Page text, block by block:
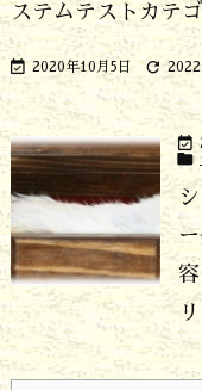
ステムテストカテ
 2020年10月5日  2022

